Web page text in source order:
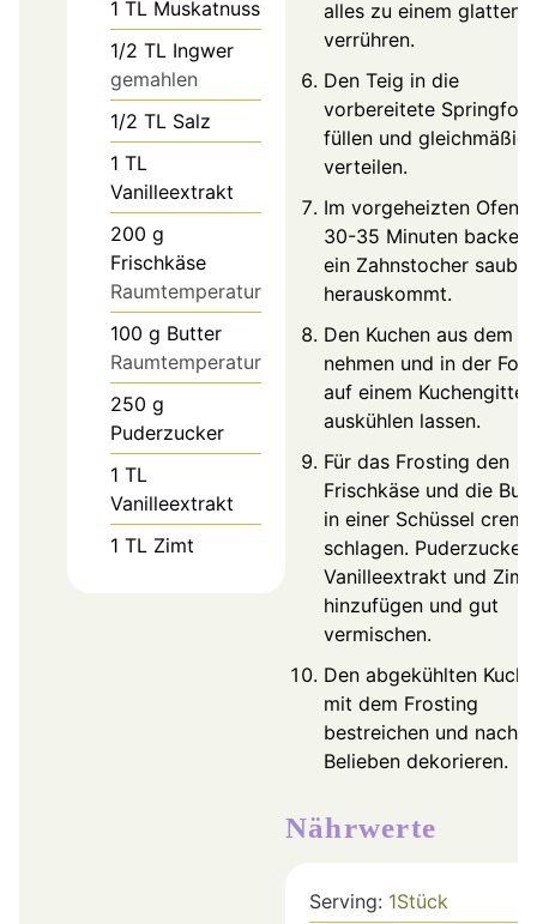
1 TL Muskatnuss
1/2 TL Ingwer
gemahlen
1/2 TL Salz
1 TL
Vanilleextrakt
200 g
Frischkäse
Raumtemperatur
100 g Butter
Raumtemperatur
250 g
Puderzucker
1 TL
Vanilleextrakt
1 TL Zimt
alles zu einem glatten
verrühren.
Den Teig in die
vorbereitete
füllen und gleichmäßig
verteilen.
Im vorgeheizten Ofen
30-35 Minuten
ein Zahnstocher sauber
herauskommt.
Den Kuchen aus dem
nehmen und in der
auf einem Kuchengitter
auskühlen lassen.
Für das Frosting den
Frischkäse und die
in einer Schüssel
schlagen. Puderzucker,
Vanilleextrakt und Zimt
hinzufügen und gut
vermischen.
Den abgekühlten
mit dem Frosting
bestreichen und nach
Belieben dekorieren.
Nährwerte
Serving: 1Stück